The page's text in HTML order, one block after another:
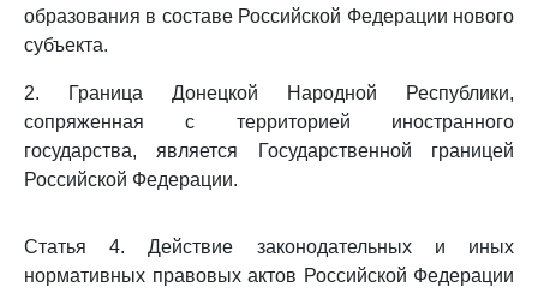
образования в составе Российской Федерации нового
субъекта.
2. Граница Донецкой Народной Республики,
сопряженная с территорией иностранного
государства, является Государственной границей
Российской Федерации.
Статья 4. Действие законодательных и иных
нормативных правовых актов Российской Федерации